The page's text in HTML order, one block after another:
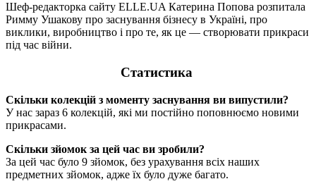
Шеф-редакторка сайту ELLE.UA Катерина Попова розпитала
Римму Ушакову про заснування бізнесу в Україні, про
виклики, виробництво і про те, як це — створювати прикраси
під час війни.
Статистика
Скільки колекцій з моменту заснування ви випустили?
У нас зараз 6 колекцій, які ми постійно поповнюємо новими
прикрасами.
Скільки зйомок за цей час ви зробили?
За цей час було 9 зйомок, без урахування всіх наших
предметних зйомок, адже їх було дуже багато.